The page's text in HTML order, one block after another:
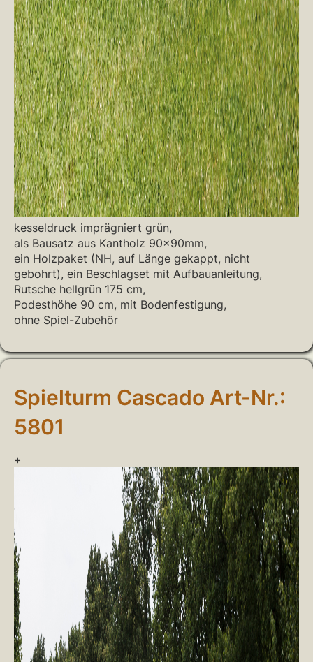
kesseldruck imprägniert grün,
als Bausatz aus Kantholz 90x90mm,
ein Holzpaket (NH, auf Länge gekappt, nicht
gebohrt), ein Beschlagset mit Aufbauanleitung,
Rutsche hellgrün 175 cm,
Podesthöhe 90 cm, mit Bodenfestigung,
ohne Spiel-Zubehör
Spielturm Cascado Art-Nr.:
5801
+